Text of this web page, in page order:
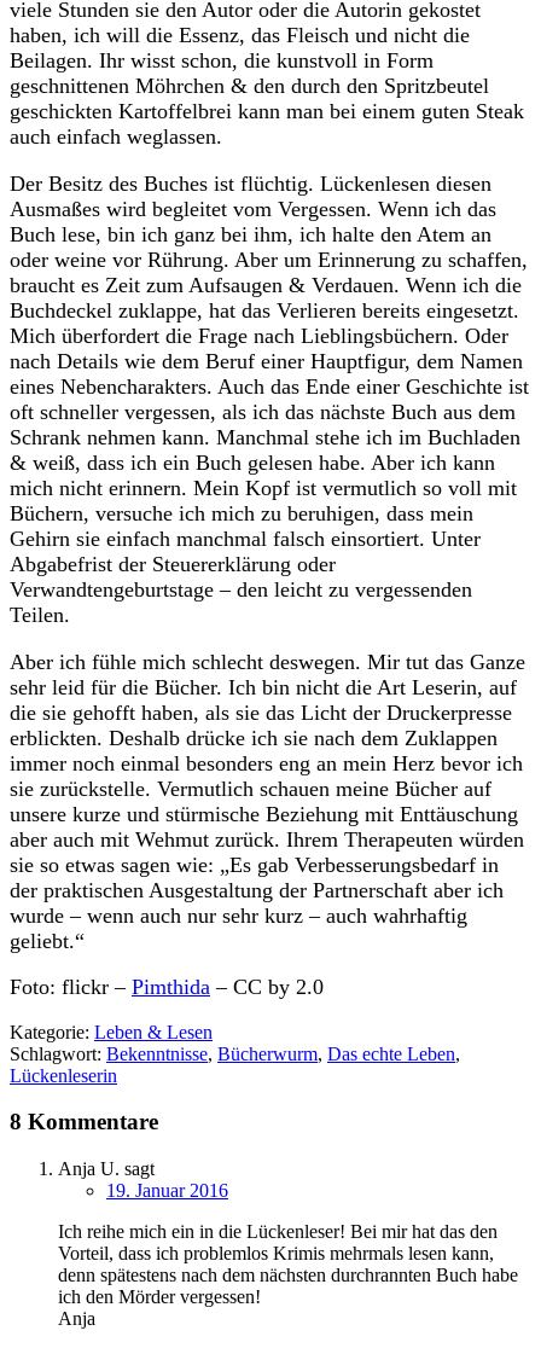
viele Stunden sie den Autor oder die Autorin gekostet
haben, ich will die Essenz, das Fleisch und nicht die
Beilagen. Ihr wisst schon, die kunstvoll in Form
geschnittenen Möhrchen & den durch den Spritzbeutel
geschickten Kartoffelbrei kann man bei einem guten Steak
auch einfach weglassen.
Der Besitz des Buches ist flüchtig. Lückenlesen diesen
Ausmaßes wird begleitet vom Vergessen. Wenn ich das
Buch lese, bin ich ganz bei ihm, ich halte den Atem an
oder weine vor Rührung. Aber um Erinnerung zu schaffen,
braucht es Zeit zum Aufsaugen & Verdauen. Wenn ich die
Buchdeckel zuklappe, hat das Verlieren bereits eingesetzt.
Mich überfordert die Frage nach Lieblingsbüchern. Oder
nach Details wie dem Beruf einer Hauptfigur, dem Namen
eines Nebencharakters. Auch das Ende einer Geschichte ist
oft schneller vergessen, als ich das nächste Buch aus dem
Schrank nehmen kann. Manchmal stehe ich im Buchladen
& weiß, dass ich ein Buch gelesen habe. Aber ich kann
mich nicht erinnern. Mein Kopf ist vermutlich so voll mit
Büchern, versuche ich mich zu beruhigen, dass mein
Gehirn sie einfach manchmal falsch einsortiert. Unter
Abgabefrist der Steuererklärung oder
Verwandtengeburtstage – den leicht zu vergessenden
Teilen.
Aber ich fühle mich schlecht deswegen. Mir tut das Ganze
sehr leid für die Bücher. Ich bin nicht die Art Leserin, auf
die sie gehofft haben, als sie das Licht der Druckerpresse
erblickten. Deshalb drücke ich sie nach dem Zuklappen
immer noch einmal besonders eng an mein Herz bevor ich
sie zurückstelle. Vermutlich schauen meine Bücher auf
unsere kurze und stürmische Beziehung mit Enttäuschung
aber auch mit Wehmut zurück. Ihrem Therapeuten würden
sie so etwas sagen wie: „Es gab Verbesserungsbedarf in
der praktischen Ausgestaltung der Partnerschaft aber ich
wurde – wenn auch nur sehr kurz – auch wahrhaftig
geliebt.“
Foto: flickr – Pimthida – CC by 2.0
Kategorie: Leben & Lesen
Schlagwort: Bekenntnisse, Bücherwurm, Das echte Leben,
Lückenleserin
8 Kommentare
Anja U. sagt
19. Januar 2016
Ich reihe mich ein in die Lückenleser! Bei mir hat das den
Vorteil, dass ich problemlos Krimis mehrmals lesen kann,
denn spätestens nach dem nächsten durchrannten Buch habe
ich den Mörder vergessen!
Anja